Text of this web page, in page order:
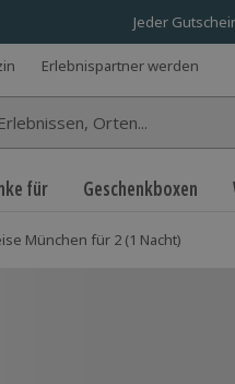
Jeder
Erlebnispartner werden
für Geschenkboxen
München für 2 (1 Nacht)